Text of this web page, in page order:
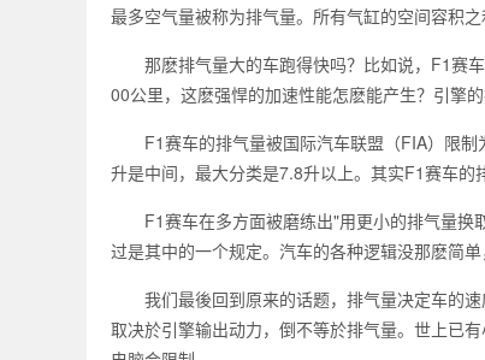
最多空气量被称为排气量。所有气缸的空间容积之
那麽排气量大的车跑得快吗？比如说，F1赛车
00公里，这麽强悍的加速性能怎麽能产生？引擎的
F1赛车的排气量被国际汽车联盟（FIA）限制
升是中间，最大分类是7.8升以上。其实F1赛车的
F1赛车在多方面被磨练出"用更小的排气量换
过是其中的一个规定。汽车的各种逻辑没那麽简单
我们最後回到原来的话题，排气量决定车的速
取决於引擎输出动力，倒不等於排气量。世上已